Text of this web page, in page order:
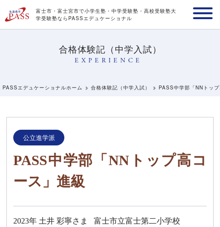
富士市・富士宮市で小学生塾・中学受験塾・高校受験塾大
学受験塾ならPASSエデュケーショナル
合格体験記（中学入試）
EXPERIENCE
PASSエデュケーショナルホーム 合格体験記（中学入試） PASS中学部「NNトッ
公立進学派
PASS中学部「NNトップ高コ
ース」進級
2023年 土井 彩寧さま 富士市立富士第二小学校